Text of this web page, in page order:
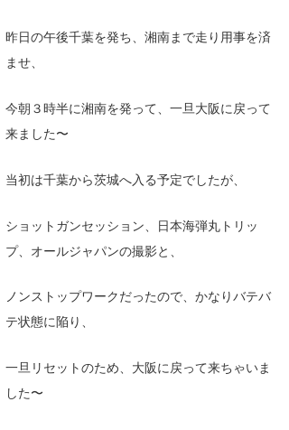
昨日の午後千葉を発ち、湘南まで走り用事を済
ませ、
今朝３時半に湘南を発って、一旦大阪に戻って
来ました〜
当初は千葉から茨城へ入る予定でしたが、
ショットガンセッション、日本海弾丸トリッ
プ、オールジャパンの撮影と、
ノンストップワークだったので、かなりバテバ
テ状態に陥り、
一旦リセットのため、大阪に戻って来ちゃいま
した〜
沖縄
ライター/寄稿メディア
Core Surf Japan
Naoya Kimoto
mitsuteru Kamio
Yasunari Inoue
Yoshiyuki Obata
メディア
SURFMEDIA
Colors MAGAZINE
WAVAL
波伝説アンバサダー/プロライダー
福島寿実子
中浦“JET”章
波伝説スタッフ
☆加藤
波伝説